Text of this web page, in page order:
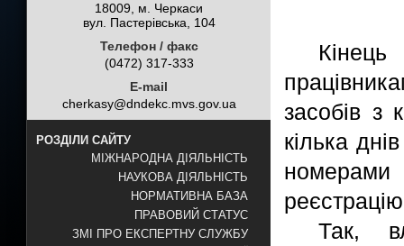
18009, м. Черкаси
вул. Пастерівська, 104
Телефон / факс
(0472) 317-333
E-mail
cherkasy@dndekc.mvs.gov.ua
РОЗДІЛИ САЙТУ
МІЖНАРОДНА ДІЯЛЬНІСТЬ
НАУКОВА ДІЯЛЬНІСТЬ
НОРМАТИВНА БАЗА
ПРАВОВИЙ СТАТУС
ЗМІ ПРО ЕКСПЕРТНУ СЛУЖБУ
засобів з
кілька
номерами
Так,